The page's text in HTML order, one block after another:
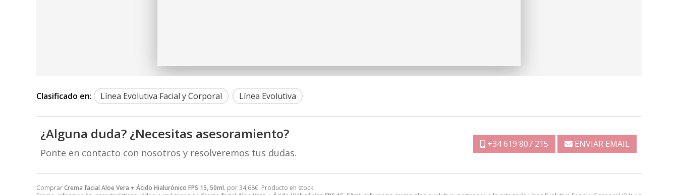
ComprarCrema facial Aloe Vera + Ácido Hialurónico FPS 15, 50ml. por34,68€. Producto en stock.
Clasificado en: Línea Evolutiva Facial y Corporal Línea Evolutiva
¿Alguna duda? ¿Necesitas asesoramiento?
Ponte en contacto con nosotros y resolveremos tus dudas.
+34 619 807 215 ENVIAR EMAIL